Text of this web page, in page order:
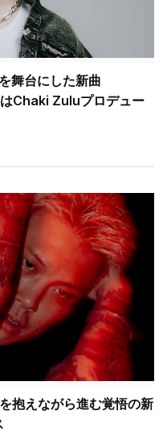
舞台にした新曲
Chaki Zuluプロデュー
抱えながら進む覚悟の新